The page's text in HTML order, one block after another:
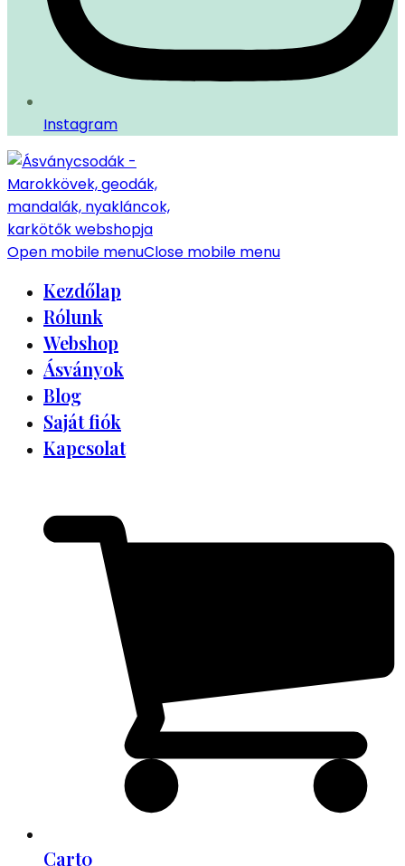
Instagram
Open mobile menuClose mobile menu
Kezdőlap
Rólunk
Webshop
Ásványok
Blog
Saját fiók
Kapcsolat
Cart0